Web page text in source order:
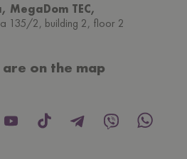
MegaDom TEC,
135/2, building 2, floor 2
are on the map